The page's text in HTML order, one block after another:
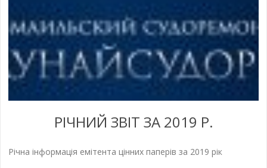
РІЧНИЙ ЗВIТ ЗА 2019 Р.
Річна інформація емітента цінних паперів за 2019 рік